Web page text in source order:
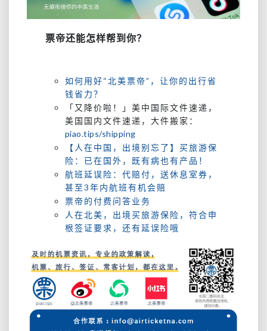
票帝还能怎样帮到你？
如何用好“北美票帝”，让你的出行省
钱省力？
「又降价啦！」美中国际文件速递，
美国国内文件速递，大件搬家：
piao.tips/shipping
【人在中国，出境别忘了】买旅游保
险：已在国外，既有病也有产品！
航班延误险：代赔付，送休息室券，
甚至3年内航班有机会赔
票帝的付费问答业务
人在北美，出境买旅游保险，符合申
根签证要求，还有延误险哦